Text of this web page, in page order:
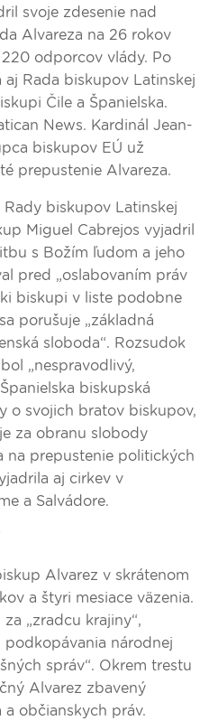
svoje zdesenie nad
Alvareza na 26 rokov
odporcov vlády. Po
Rada biskupov Latinskej
Čile a Španielska.
News. Kardinál Jean-
biskupov EÚ už
prepustenie Alvareza.
biskupov Latinskej
Miguel Cabrejos vyjadril
s Božím ľudom a jeho
pred „oslabovaním práv
biskupi v liste podobne
porušuje „základná
sloboda“. Rozsudok
„nespravodlivý,
biskupská
o svojich bratov biskupov,
za obranu slobody
na prepustenie politických
aj cirkev v
a Salvádore.
Alvarez v skrátenom
a štyri mesiace väzenia.
„zradcu krajiny“,
podkopávania národnej
správ“. Okrem trestu
Alvarez zbavený
občianskych práv.